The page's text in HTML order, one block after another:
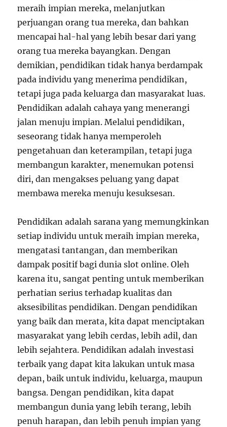
meraih impian mereka, melanjutkan
perjuangan orang tua mereka, dan bahkan
mencapai hal-hal yang lebih besar dari yang
orang tua mereka bayangkan. Dengan
demikian, pendidikan tidak hanya berdampak
pada individu yang menerima pendidikan,
tetapi juga pada keluarga dan masyarakat luas.
Pendidikan adalah cahaya yang menerangi
jalan menuju impian. Melalui pendidikan,
seseorang tidak hanya memperoleh
pengetahuan dan keterampilan, tetapi juga
membangun karakter, menemukan potensi
diri, dan mengakses peluang yang dapat
membawa mereka menuju kesuksesan.
Pendidikan adalah sarana yang memungkinkan
setiap individu untuk meraih impian mereka,
mengatasi tantangan, dan memberikan
dampak positif bagi dunia slot online. Oleh
karena itu, sangat penting untuk memberikan
perhatian serius terhadap kualitas dan
aksesibilitas pendidikan. Dengan pendidikan
yang baik dan merata, kita dapat menciptakan
masyarakat yang lebih cerdas, lebih adil, dan
lebih sejahtera. Pendidikan adalah investasi
terbaik yang dapat kita lakukan untuk masa
depan, baik untuk individu, keluarga, maupun
bangsa. Dengan pendidikan, kita dapat
membangun dunia yang lebih terang, lebih
penuh harapan, dan lebih penuh impian yang